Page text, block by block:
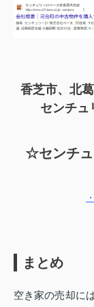
香芝市、北
センチュ
☆センチ
まとめ
空き家の売却に